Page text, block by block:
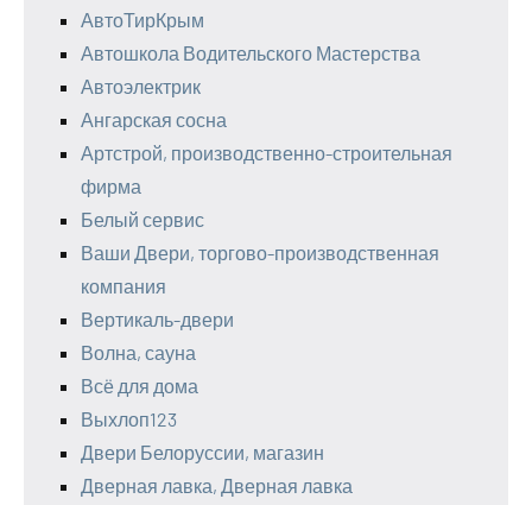
АвтоТирКрым
Автошкола Водительского Мастерства
Автоэлектрик
Ангарская сосна
Артстрой, производственно-строительная
фирма
Белый сервис
Ваши Двери, торгово-производственная
компания
Вертикаль-двери
Волна, сауна
Всё для дома
Выхлоп123
Двери Белоруссии, магазин
Дверная лавка, Дверная лавка